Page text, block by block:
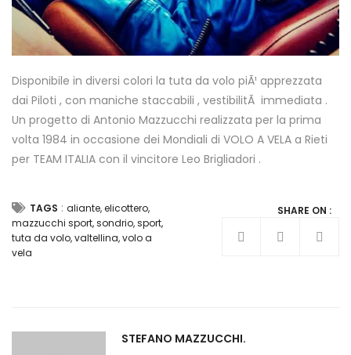
Disponibile in diversi colori la tuta da volo piÃ¹ apprezzata
dai Piloti , con maniche staccabili , vestibilitÃ immediata .
Un progetto di Antonio Mazzucchi realizzata per la prima
volta 1984 in occasione dei Mondiali di VOLO A VELA a Rieti
per TEAM ITALIA con il vincitore Leo Brigliadori .
TAGS : aliante,elicottero,
mazzucchi sport,sondrio,sport,
tuta da volo,valtellina,volo a
vela
SHARE ON :
STEFANO MAZZUCCHI